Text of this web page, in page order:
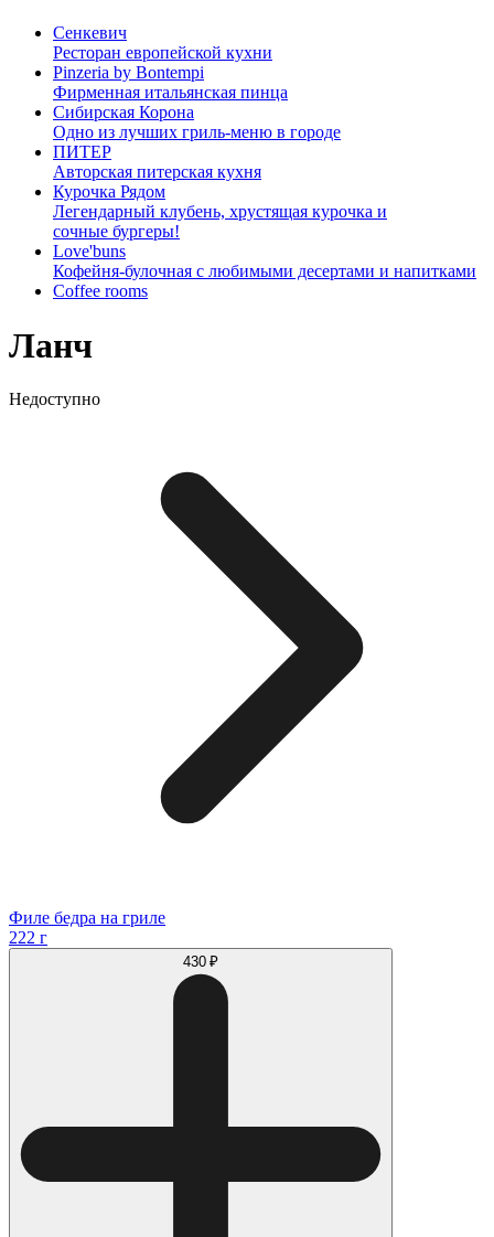
Сенкевич
Ресторан европейской кухни
Pinzeria by Bontempi
Фирменная итальянская пинца
Сибирская Корона
Одно из лучших гриль-меню в городе
ПИТЕР
Авторская питерская кухня
Курочка Рядом
Легендарный клубень, хрустящая курочка и
сочные бургеры!
Love'buns
Кофейня-булочная с любимыми десертами и напитками
Coffee rooms
Ланч
Недоступно
Филе бедра на гриле
222 г
430 ₽